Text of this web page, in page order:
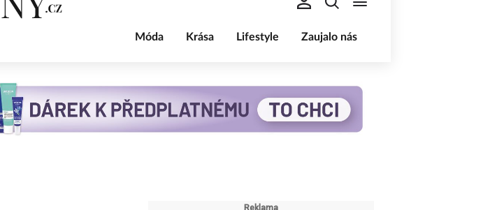
Móda Krása Lifestyle Zaujalo nás